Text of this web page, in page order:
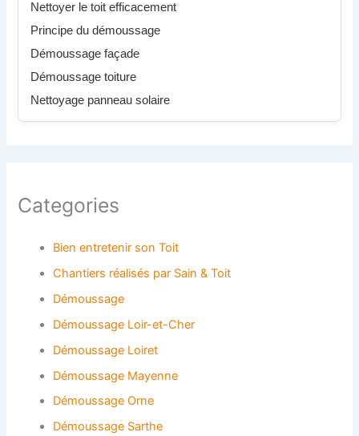
Nettoyer le toit efficacement
Principe du démoussage
Démoussage façade
Démoussage toiture
Nettoyage panneau solaire
Categories
Bien entretenir son Toit
Chantiers réalisés par Sain & Toit
Démoussage
Démoussage Loir-et-Cher
Démoussage Loiret
Démoussage Mayenne
Démoussage Orne
Démoussage Sarthe